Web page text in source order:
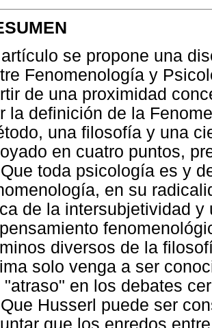
se propone una
Fenomenología y
de una proximidad
la definición de la
una filosofía y una
en cuatro puntos,
toda psicología es y
en su
de la intersubjetividad
pensamiento
diversos de la
solo venga a ser
"atraso" en los debates
Husserl puede ser
que los enredos